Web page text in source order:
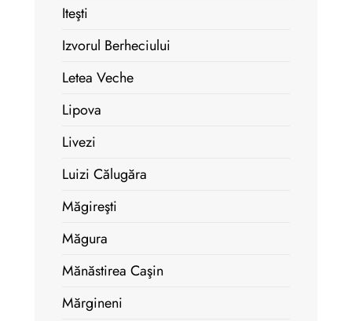
Iteşti
Izvorul Berheciului
Letea Veche
Lipova
Livezi
Luizi Călugăra
Măgireşti
Măgura
Mănăstirea Caşin
Mărgineni